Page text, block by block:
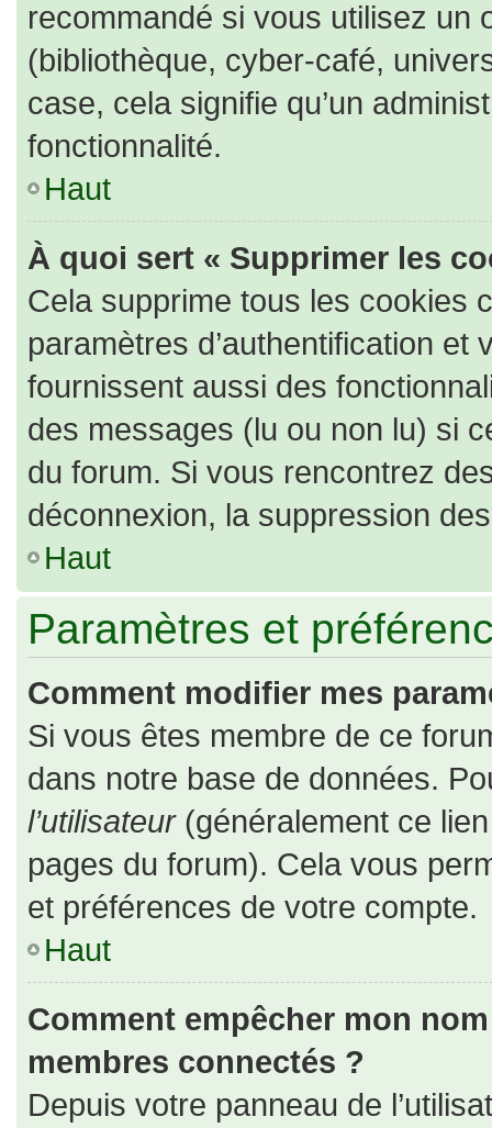
recommandé si vous utilisez un
(bibliothèque, cyber-café,
case, cela signifie qu’un
fonctionnalité.
Haut
À quoi sert « Supprimer les
Cela supprime tous les cookies
paramètres d’authentification
fournissent aussi des
des messages (lu ou non lu) si
du forum. Si vous rencontrez
déconnexion, la suppression
Haut
Paramètres et
Comment modifier mes
Si vous êtes membre de ce
dans notre base de données.
l’utilisateur(généralement ce
pages du forum). Cela vous
et préférences de votre compte.
Haut
Comment empêcher mon
membres connectés ?
Depuis votre panneau de